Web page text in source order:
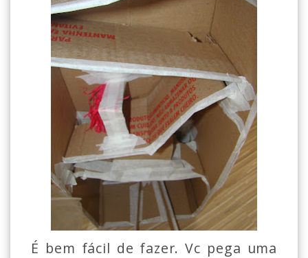
É bem fácil de fazer. Vc pega uma